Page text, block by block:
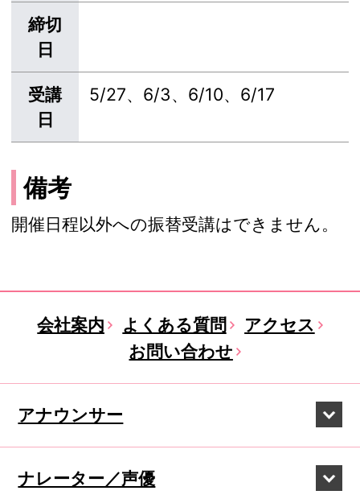
締切
日
受講
日
5/27、6/3、6/10、6/17
備考
開催日程以外への振替受講はできません。
会社案内 よくある質問
アクセス
お問い合わせ
アナウンサー
ナレーター／声優